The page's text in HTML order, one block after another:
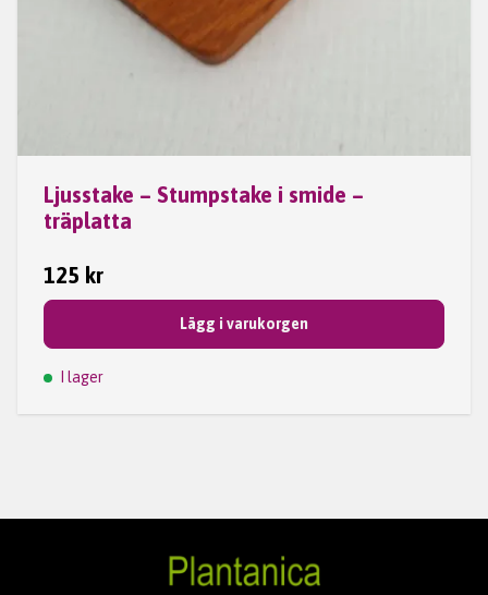
Ljusstake – Stumpstake i smide –
träplatta
125 kr
Lägg i varukorgen
I lager